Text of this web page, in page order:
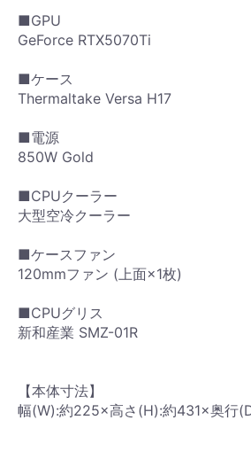
■GPU
GeForce RTX5070Ti
■ケース
Thermaltake Versa H17
■電源
850W Gold
■CPUクーラー
大型空冷クーラー
■ケースファン
120mmファン (上面×1枚)
■CPUグリス
新和産業 SMZ-01R
【本体寸法】
幅(W):約225×高さ(H):約431×奥行